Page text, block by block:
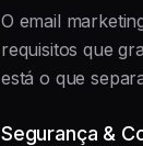
O email
requisitos que
está o que
Segurança &